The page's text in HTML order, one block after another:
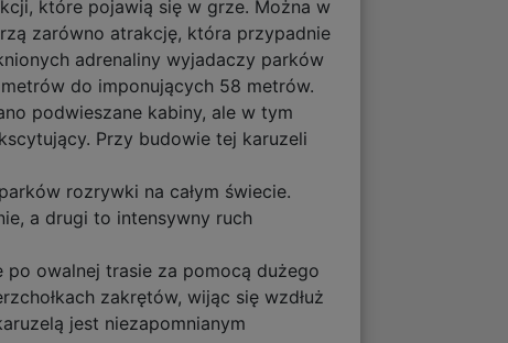
które pojawią się w grze. Można w
zarówno atrakcję, która przypadnie
adrenaliny wyjadaczy parków
do imponujących 58 metrów.
podwieszane kabiny, ale w tym
Przy budowie tej karuzeli
rozrywki na całym świecie.
a drugi to intensywny ruch
po owalnej trasie za pomocą dużego
zakrętów, wijąc się wzdłuż
jest niezapomnianym